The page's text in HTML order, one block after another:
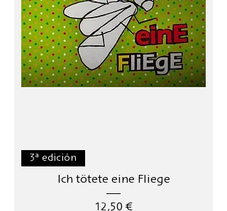
3ª edición
Ich tötete eine Fliege
Precio
12,50 €